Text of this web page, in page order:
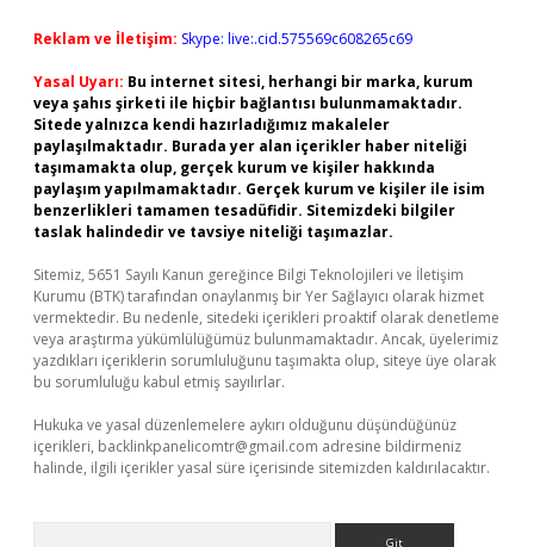
Reklam ve İletişim: Skype: live:.cid.575569c608265c69
Yasal Uyarı: Bu internet sitesi, herhangi bir marka, kurum
veya şahıs şirketi ile hiçbir bağlantısı bulunmamaktadır.
Sitede yalnızca kendi hazırladığımız makaleler
paylaşılmaktadır. Burada yer alan içerikler haber niteliği
taşımamakta olup, gerçek kurum ve kişiler hakkında
paylaşım yapılmamaktadır. Gerçek kurum ve kişiler ile isim
benzerlikleri tamamen tesadüfidir. Sitemizdeki bilgiler
taslak halindedir ve tavsiye niteliği taşımazlar.
Sitemiz, 5651 Sayılı Kanun gereğince Bilgi Teknolojileri ve İletişim
Kurumu (BTK) tarafından onaylanmış bir Yer Sağlayıcı olarak hizmet
vermektedir. Bu nedenle, sitedeki içerikleri proaktif olarak denetleme
veya araştırma yükümlülüğümüz bulunmamaktadır. Ancak, üyelerimiz
yazdıkları içeriklerin sorumluluğunu taşımakta olup, siteye üye olarak
bu sorumluluğu kabul etmiş sayılırlar.
Hukuka ve yasal düzenlemelere aykırı olduğunu düşündüğünüz
içerikleri, backlinkpanelicomtr@gmail.com adresine bildirmeniz
halinde, ilgili içerikler yasal süre içerisinde sitemizden kaldırılacaktır.